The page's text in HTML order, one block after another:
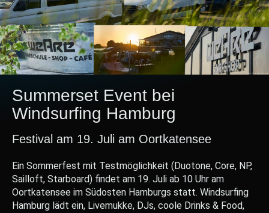
Summerset Event bei
Windsurfing Hamburg
Festival am 19. Juli am Oortkatensee
Ein Sommerfest mit Testmöglichkeit (Duotone, Core, NP,
Sailloft, Starboard) findet am 19. Juli ab 10 Uhr am
Oortkatensee im Südosten Hamburgs statt. Windsurfing
Hamburg lädt ein, Livemukke, DJs, coole Drinks & Food,